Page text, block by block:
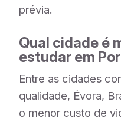
prévia.
Qual cidade é
estudar em
Entre as cidades
qualidade, Évora,
o menor custo de